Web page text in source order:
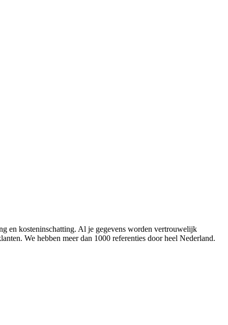
en kosteninschatting. Al je gegevens worden vertrouwelijk
We hebben meer dan 1000 referenties door heel Nederland.